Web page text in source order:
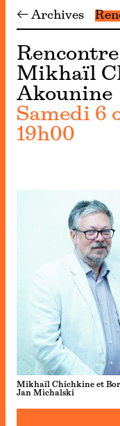
← Archives
Mikhaïl
Akounine
Samedi 6
19h00
Mikhaïl Chichkine et
Jan Michalski